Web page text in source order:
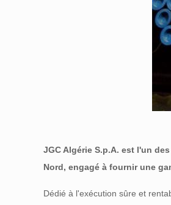
JGC Algérie S.p.A. est l'un
Nord, engagé à fournir une
Dédié à l'exécution sûre et